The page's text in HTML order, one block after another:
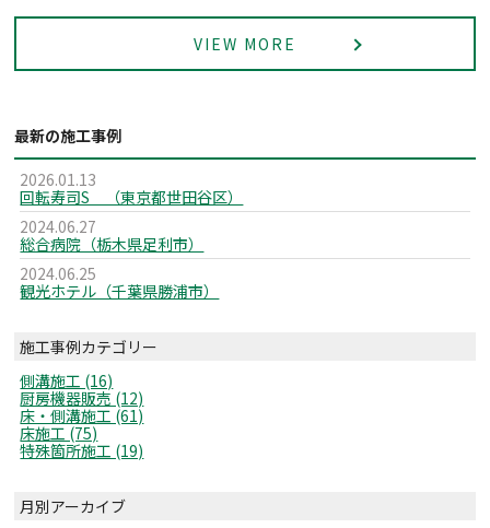
VIEW MORE
最新の施工事例
2026.01.13
回転寿司S （東京都世田谷区）
2024.06.27
総合病院（栃木県足利市）
2024.06.25
観光ホテル（千葉県勝浦市）
施工事例カテゴリー
側溝施工 (16)
厨房機器販売 (12)
床・側溝施工 (61)
床施工 (75)
特殊箇所施工 (19)
月別アーカイブ